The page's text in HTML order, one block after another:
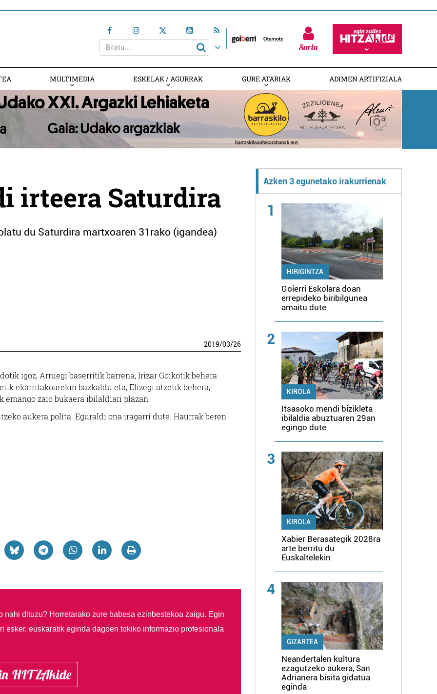
Sartu
MULTIMEDIA ESKELAK / AGURRAK GURE ATARIAK ADIMEN ARTIFIZIALA
irteera Saturdira
du Saturdira martxoaren 31rako (igandea)
2019/03/26
igoz, Arruegi baserritik barrena, Irizar Goikotik behera
ekarritakoarekin bazkaldu eta, Elizegi atzetik behera,
emango zaio bukaera ibilaldiari plazan.
aukera polita. Eguraldi ona iragarri dute. Haurrak beren
nahi dituzu? Horretarako zure babesa ezinbestekoa zaigu. Egin
esker, euskaratik eginda dagoen tokiko informazio profesionala
HITZAkide
Azken 3 egunetako irakurrienak
1
HIRIGINTZA
Goierri Eskolara doan
errepideko biribilgunea
amaitu dute
2
KIROLA
Itsasoko mendi bizikleta
ibilaldia abuztuaren 29an
egingo dute
3
KIROLA
Xabier Berasategik 2028ra
arte berritu du
Euskaltelekin
4
GIZARTEA
Neandertalen kultura
ezagutzeko aukera, San
Adrianera bisita gidatua
eginda